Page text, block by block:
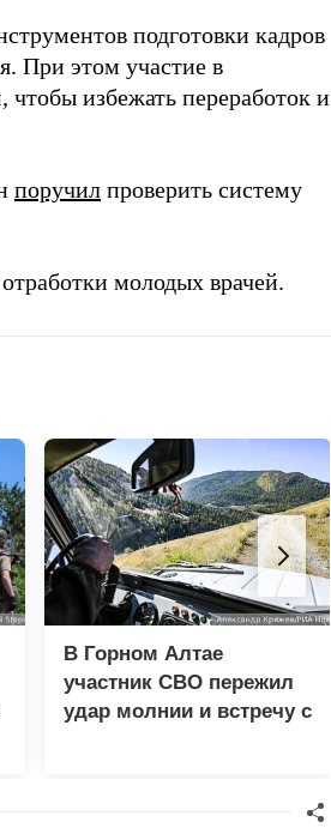
подготовки кадров
При этом участие в
избежать переработок и
поручил проверить систему
молодых врачей.
В Горном Алтае
участник СВО пережил
удар молнии и встречу с